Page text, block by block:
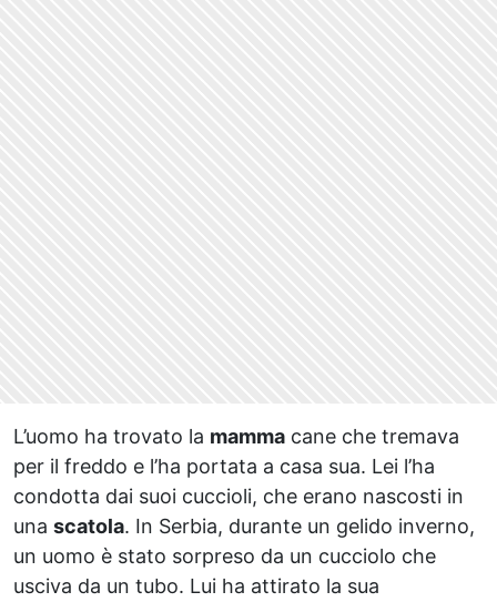
L’uomo ha trovato la mamma cane che tremava
per il freddo e l’ha portata a casa sua. Lei l’ha
condotta dai suoi cuccioli, che erano nascosti in
una scatola. In Serbia, durante un gelido inverno,
un uomo è stato sorpreso da un cucciolo che
usciva da un tubo. Lui ha attirato la sua